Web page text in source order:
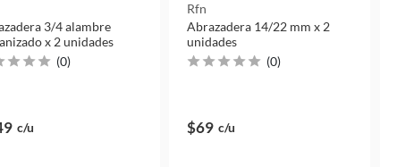
3/4 alambre
x 2 unidades
(0)
c/u
Rfn
Abrazadera 14/22 mm x 2
unidades
(0)
$69 c/u